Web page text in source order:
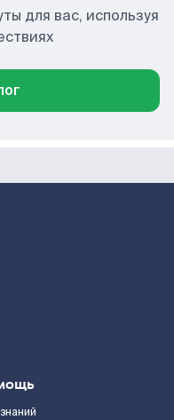
для вас, используя